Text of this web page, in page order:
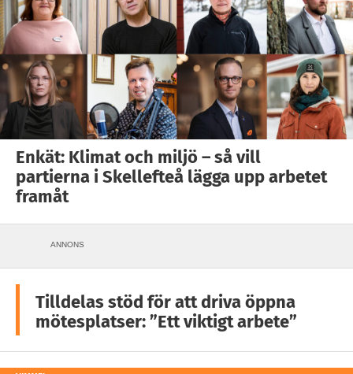
Enkät: Klimat och miljö – så vill
partierna i Skellefteå lägga upp arbetet
framåt
ANNONS
Tilldelas stöd för att driva öppna
mötesplatser: ”Ett viktigt arbete”